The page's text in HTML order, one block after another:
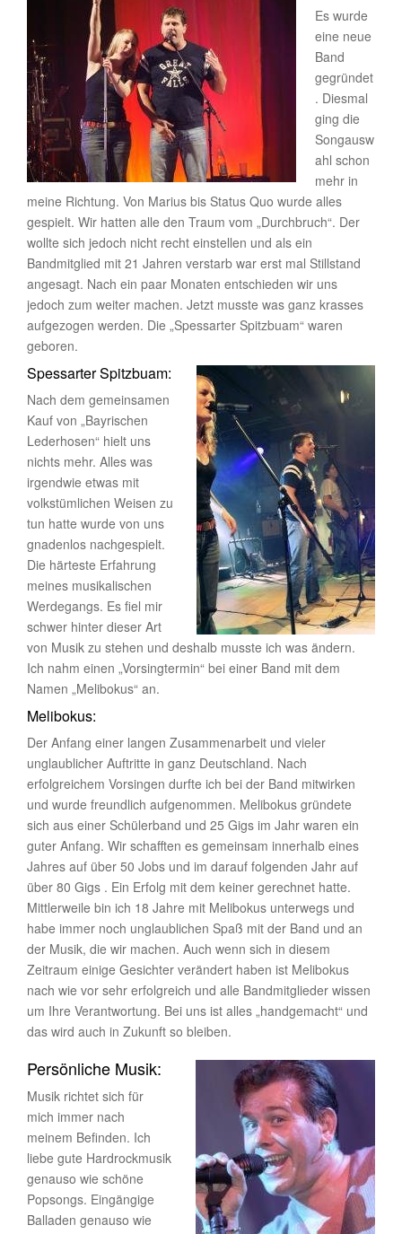
Es wurde
eine neue
Band
gegründet
. Diesmal
ging die
Songausw
ahl schon
mehr in
meine Richtung. Von Marius bis Status Quo wurde alles
gespielt. Wir hatten alle den Traum vom „Durchbruch“. Der
wollte sich jedoch nicht recht einstellen und als ein
Bandmitglied mit 21 Jahren verstarb war erst mal Stillstand
angesagt. Nach ein paar Monaten entschieden wir uns
jedoch zum weiter machen. Jetzt musste was ganz krasses
aufgezogen werden. Die „Spessarter Spitzbuam“ waren
geboren.
Spessarter Spitzbuam:
Nach dem gemeinsamen
Kauf von „Bayrischen
Lederhosen“ hielt uns
nichts mehr. Alles was
irgendwie etwas mit
volkstümlichen Weisen zu
tun hatte wurde von uns
gnadenlos nachgespielt.
Die härteste Erfahrung
meines musikalischen
Werdegangs. Es fiel mir
schwer hinter dieser Art
von Musik zu stehen und deshalb musste ich was ändern.
Ich nahm einen „Vorsingtermin“ bei einer Band mit dem
Namen „Melibokus“ an.
Melibokus:
Der Anfang einer langen Zusammenarbeit und vieler
unglaublicher Auftritte in ganz Deutschland. Nach
erfolgreichem Vorsingen durfte ich bei der Band mitwirken
und wurde freundlich aufgenommen. Melibokus gründete
sich aus einer Schülerband und 25 Gigs im Jahr waren ein
guter Anfang. Wir schafften es gemeinsam innerhalb eines
Jahres auf über 50 Jobs und im darauf folgenden Jahr auf
über 80 Gigs . Ein Erfolg mit dem keiner gerechnet hatte.
Mittlerweile bin ich 18 Jahre mit Melibokus unterwegs und
habe immer noch unglaublichen Spaß mit der Band und an
der Musik, die wir machen. Auch wenn sich in diesem
Zeitraum einige Gesichter verändert haben ist Melibokus
nach wie vor sehr erfolgreich und alle Bandmitglieder wissen
um Ihre Verantwortung. Bei uns ist alles „handgemacht“ und
das wird auch in Zukunft so bleiben.
Persönliche Musik:
Musik richtet sich für
mich immer nach
meinem Befinden. Ich
liebe gute Hardrockmusik
genauso wie schöne
Popsongs. Eingängige
Balladen genauso wie